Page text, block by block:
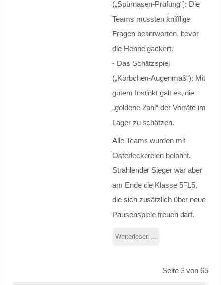
(„Spürnasen-Prüfung“): Die
Teams mussten knifflige
Fragen beantworten, bevor
die Henne gackert.
- ​Das Schätzspiel
(„Körbchen-Augenmaß“): Mit
gutem Instinkt galt es, die
„goldene Zahl“ der Vorräte im
Lager zu schätzen.
Alle Teams wurden mit
Osterleckereien belohnt.
Strahlender Sieger war aber
am Ende die Klasse 5FL5,
die sich zusätzlich über neue
Pausenspiele freuen darf.
Weiterlesen ...
Seite 3 von 65